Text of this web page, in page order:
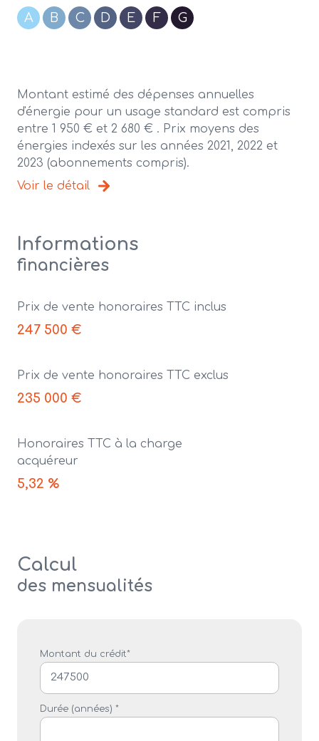
A B C D E F G
Montant estimé des dépenses annuelles
d'énergie pour un usage standard est compris
entre 1 950 € et 2 680 € . Prix moyens des
énergies indexés sur les années 2021, 2022 et
2023 (abonnements compris).
Voir le détail
Informations
financières
Prix de vente honoraires TTC inclus
247 500 €
Prix de vente honoraires TTC exclus
235 000 €
Honoraires TTC à la charge
acquéreur
5,32 %
Calcul
des mensualités
Montant du crédit*
Durée (années) *